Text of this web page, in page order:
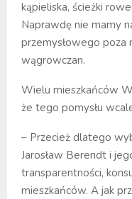
kąpieliska, ścieżki
Naprawdę nie mamy
przemysłowego poza
wągrowczan.
Wielu mieszkańców
że tego pomysłu
– Przecież dlatego
Jarosław Berendt i
transparentności,
mieszkańców. A jak